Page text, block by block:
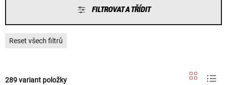
FILTROVAT A TŘÍDIT
Reset všech filtrů
289 variant položky